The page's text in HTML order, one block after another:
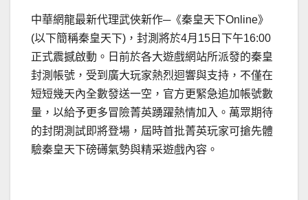
中華網龍最新代理武俠新作─《秦皇天下Online》
(以下簡稱秦皇天下)，封測將於4月15日下午16:00
正式震撼啟動。日前於各大遊戲網站所派發的秦皇
封測帳號，受到廣大玩家熱烈迴響與支持，不僅在
短短幾天內全數發送一空，官方更緊急追加帳號數
量，以給予更多冒險菁英踴躍熱情加入。 萬眾期待
的封閉測試即將登場，屆時首批菁英玩家可搶先體
驗秦皇天下磅礡氣勢與精采遊戲內容。